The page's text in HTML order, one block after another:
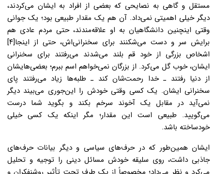
مستقل و گاهی به نصایحی که بعضی از افراد به ایشان می‌کردند،
دیگر خیلی اهمیتی نمی‌داد. آن هم یک مقدار طبیعی بود؛ یک جوانی
وقتی اینچنین دانشگاهیان به او علاقه‌مندند، حتی مردم عادی هم
برایش سر و دست می‌شکنند برای سخنرانی‌اش، حتی از اینجا[۴]
اشخاص بزرگی از خود قم بلند می‌شدند می‌رفتند برای سخنرانی
ایشان، خوب گل می‌کرد. از بزرگان نمی‌خواهم اسم ببرم؛ بعضی‌هایشان
از دنیا رفتند ـ خدا رحمت‌شان کند ـ طلبه‌ها زیاد می‌رفتند پای
سخنرانی ایشان. یک کسی وقتی خودش را این‌جوری می‌بیند دیگر
نمی‌آید در مقابل یک آخوند سرخم بکند و بگوید شما درست
می‌گویید. طبیعی است این مقدار؛ مگر اینکه یک کسی خیلی
خودساخته باشد.
ایشان همین‌طور که در حرف‌های سیاسی و دیگر بیانات حرف‌های
جاذبی داشت، روی سلیقه خودش مسائل دینی را توجیه و تحلیل